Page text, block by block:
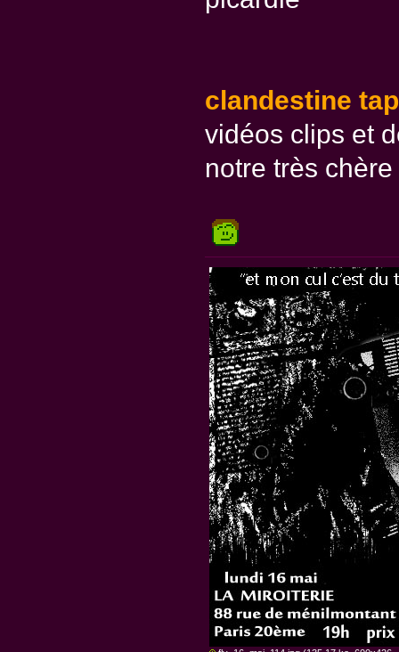
clandestine
vidéos clips et
notre très